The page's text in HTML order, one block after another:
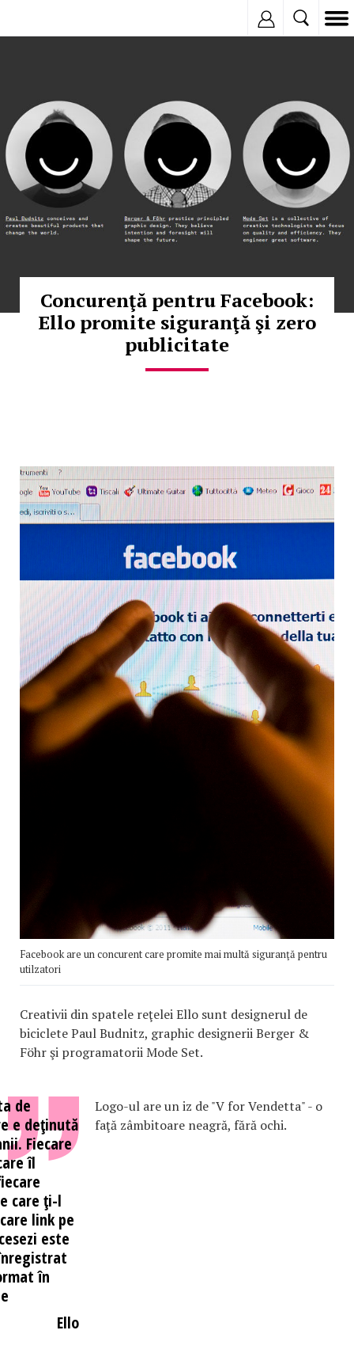
Concurenţă pentru Facebook:
Ello promite siguranţă şi zero
publicitate
Facebook are un concurent care promite mai multă siguranţă pentru
utilzatori
Creativii din spatele reţelei Ello sunt designerul de
biciclete Paul Budnitz, graphic designerii Berger &
Föhr şi programatorii Mode Set.
de
e deţinută
Fiecare
îl
care ţi-l
link pe
este
în
Ello
Logo-ul are un iz de "V for Vendetta" - o
faţă zâmbitoare neagră, fără ochi.